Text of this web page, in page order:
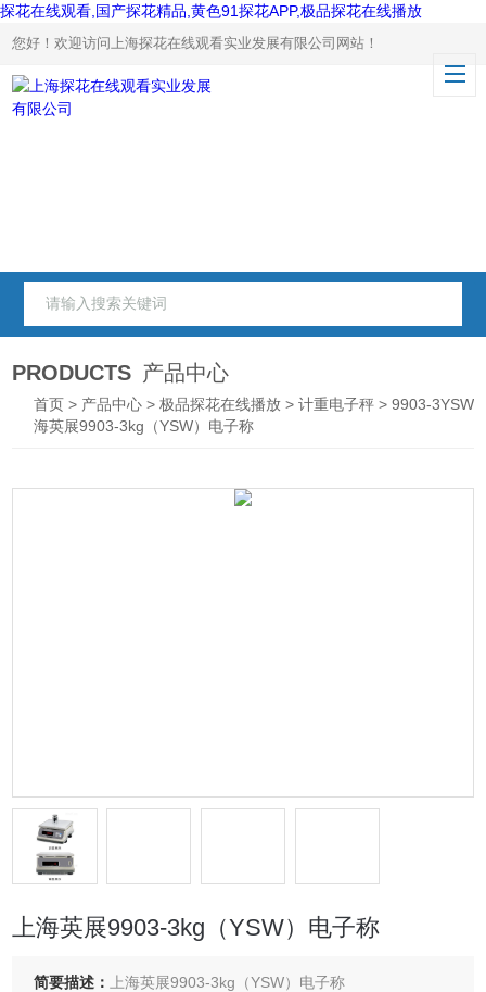
探花在线观看,国产探花精品,黄色91探花APP,极品探花在线播放
您好！欢迎访问上海探花在线观看实业发展有限公司网站！
PRODUCTS 产品中心
首页 > 产品中心 >极品探花在线播放 >计重电子秤 > 9903-3YSW
海英展9903-3kg（YSW）电子称
上海英展9903-3kg（YSW）电子称
简要描述：
上海英展9903-3kg（YSW）电子称